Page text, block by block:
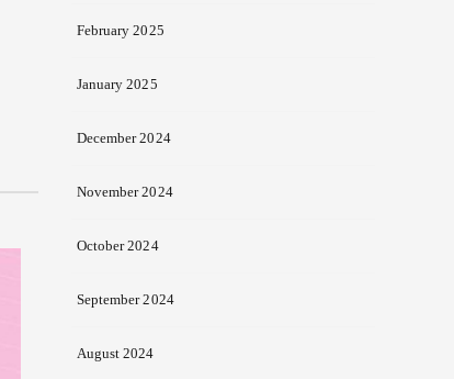
February 2025
January 2025
December 2024
November 2024
October 2024
September 2024
August 2024